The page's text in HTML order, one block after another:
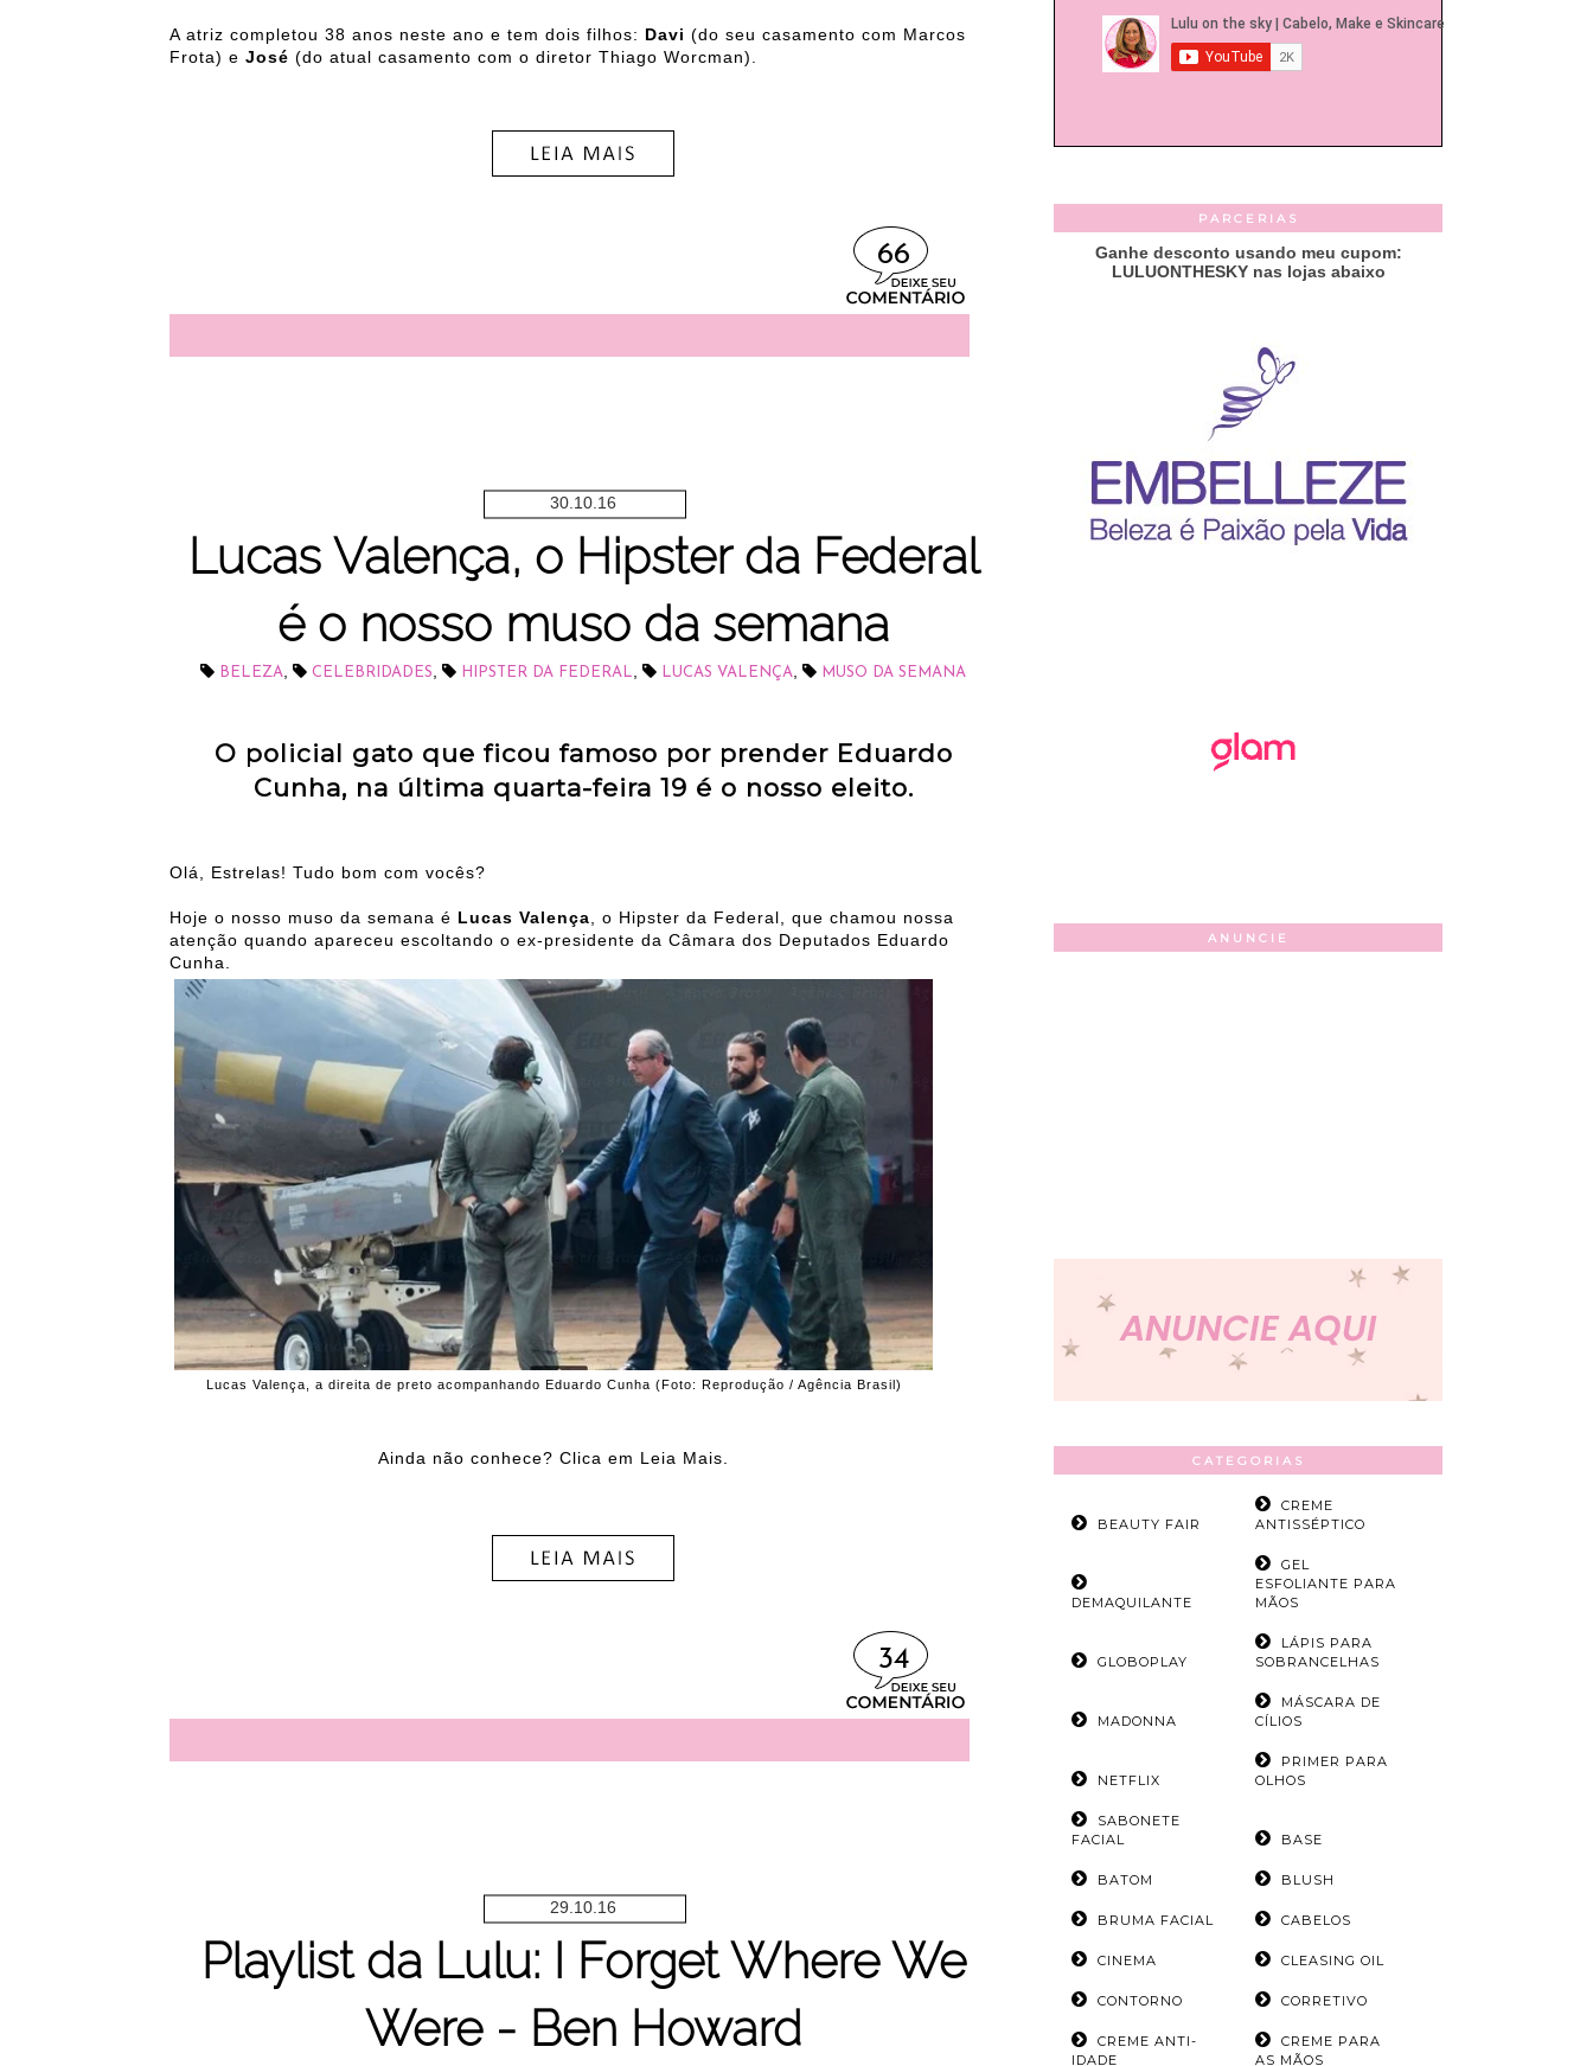
A atriz completou 38 anos neste ano e tem dois filhos: Davi (do seu casamento com Marcos
Frota) e José (do atual casamento com o diretor Thiago Worcman).
66
30.10.16
Lucas Valença, o Hipster da Federal
é o nosso muso da semana
BELEZA CELEBRIDADES HIPSTER DA FEDERAL LUCAS VALENÇA MUSO DA SEMANA
O policial gato que ficou famoso por prender Eduardo
Cunha, na última quarta-feira 19 é o nosso eleito.
Olá, Estrelas! Tudo bom com vocês?
Hoje o nosso muso da semana é Lucas Valença , o Hipster da Federal, que chamou nossa
atenção quando apareceu escoltando o ex-presidente da Câmara dos Deputados Eduardo
Cunha.
Lucas Valença, a direita de preto acompanhando Eduardo Cunha (Foto: Reprodução / Agência Brasil)
Ainda não conhece? Clica em Leia Mais.
34
29.10.16
Playlist da Lulu: I Forget Where We
Were - Ben Howard
PARCERIAS
Ganhe desconto usando meu cupom:
LULUONTHESKY nas lojas abaixo
ANUNCIE
CATEGORIAS
BEAUTY FAIR
CREME
ANTISSÉPTICO
DEMAQUILANTE
GEL
ESFOLIANTE PARA
MÃOS
GLOBOPLAY
LÁPIS PARA
SOBRANCELHAS
MADONNA
MÁSCARA DE
CÍLIOS
NETFLIX
PRIMER PARA
OLHOS
SABONETE
FACIAL
BASE
BATOM BLUSH
BRUMA FACIAL CABELOS
CINEMA CLEASING OIL
CONTORNO CORRETIVO
CREME ANTI-
IDADE
CREME PARA
AS MÃOS